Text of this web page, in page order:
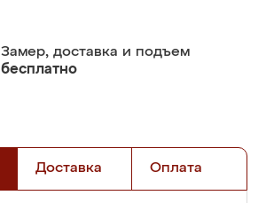
Замер, доставка и подъем
бесплатно
Доставка Оплата